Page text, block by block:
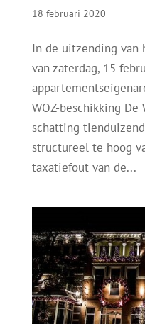
18 februari 2020
In de uitzending van
van zaterdag, 15
WOZ-beschikking De
schatting
structureel te hoog
taxatiefout van de...